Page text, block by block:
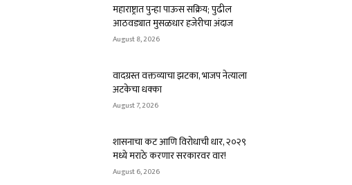
महाराष्ट्रात पुन्हा पाऊस सक्रिय; पुढील
आठवड्यात मुसळधार हजेरीचा अंदाज
August 8, 2026
वादग्रस्त वक्तव्याचा झटका, भाजप नेत्याला
अटकेचा धक्का
August 7, 2026
शासनाचा कट आणि विरोधाची धार, २०२९
मध्ये मराठे करणार सरकारवर वार!
August 6, 2026